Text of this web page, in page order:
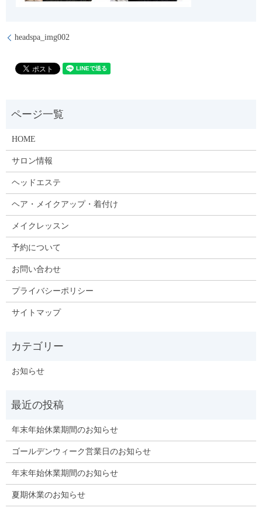
headspa_img002
HOME
サロン情報
ヘッドエステ
ヘア・メイクアップ・着付け
メイクレッスン
予約について
お問い合わせ
プライバシーポリシー
サイトマップ
お知らせ
年末年始休業期間のお知らせ
ゴールデンウィーク営業日のお知らせ
年末年始休業期間のお知らせ
夏期休業のお知らせ